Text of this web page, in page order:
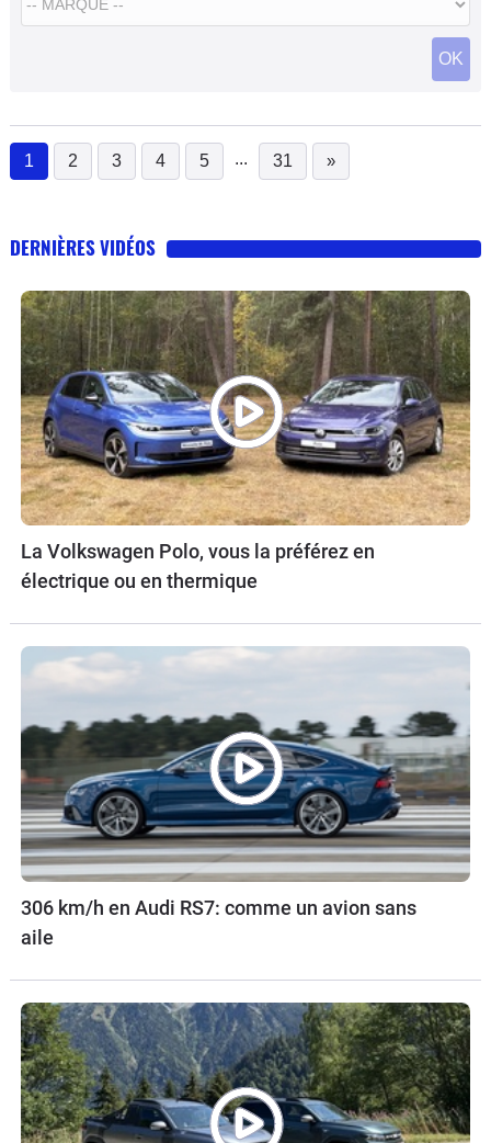
OK
1
(current)
2 3 4 5 ... 31 »
DERNIÈRES VIDÉOS
La Volkswagen Polo, vous la préférez en
électrique ou en thermique
306 km/h en Audi RS7: comme un avion sans
aile